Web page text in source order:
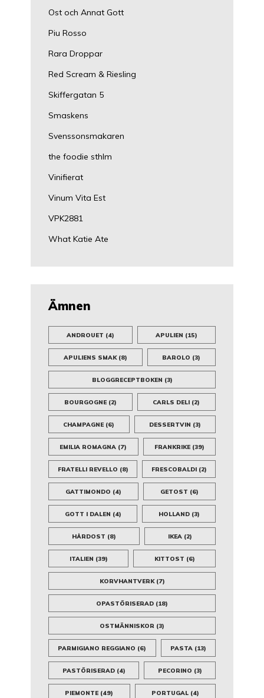
Ost och Annat Gott
Piu Rosso
Rara Droppar
Red Scream & Riesling
Skiffergatan 5
Smaskens
Svenssonsmakaren
the foodie sthlm
Vinifierat
Vinum Vita Est
VPK2881
What Katie Ate
Ämnen
ANDROUET (4) APULIEN (15)
APULIENS SMAK(8) BAROLO (3)
BLOGGRECEPTBOKEN (3)
BOURGOGNE(2) CARLS DELI (2)
CHAMPAGNE (6) DESSERTVIN (3)
EMILIA ROMAGNA (7) FRANKRIKE(39)
FRATELLI REVELLO (8) FRESCOBALDI(2)
GATTIMONDO (4) GETOST (6)
GOTT I DALEN (4) HOLLAND(3)
HÅRDOST (8) IKEA (2)
ITALIEN (39) KITTOST (6)
KORVHANTVERK(7)
OPASTÖRISERAD (18)
OSTMÄNNISKOR (3)
PARMIGIANO REGGIANO (6) PASTA(13)
PASTÖRISERAD(4) PECORINO (3)
PIEMONTE (49) PORTUGAL(4)